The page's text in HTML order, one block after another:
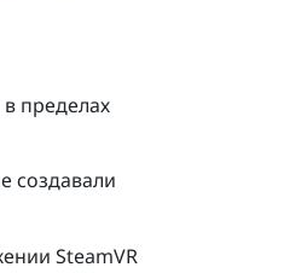
пределах
создавали
SteamVR